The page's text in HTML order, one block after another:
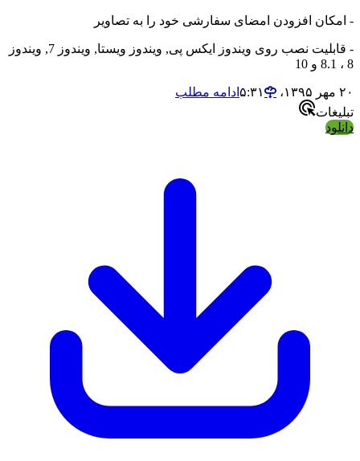
افزودن امضای سفارشی خود را به تصاویر
- قابلیت نصب روی ویندوز ایکس پی, ویندوز ویستا, ویندوز 7, ویندوز
ادامه مطلب